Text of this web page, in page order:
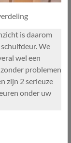
is daarom
We
wel een
problemen
zijn 2 serieuze
onder uw